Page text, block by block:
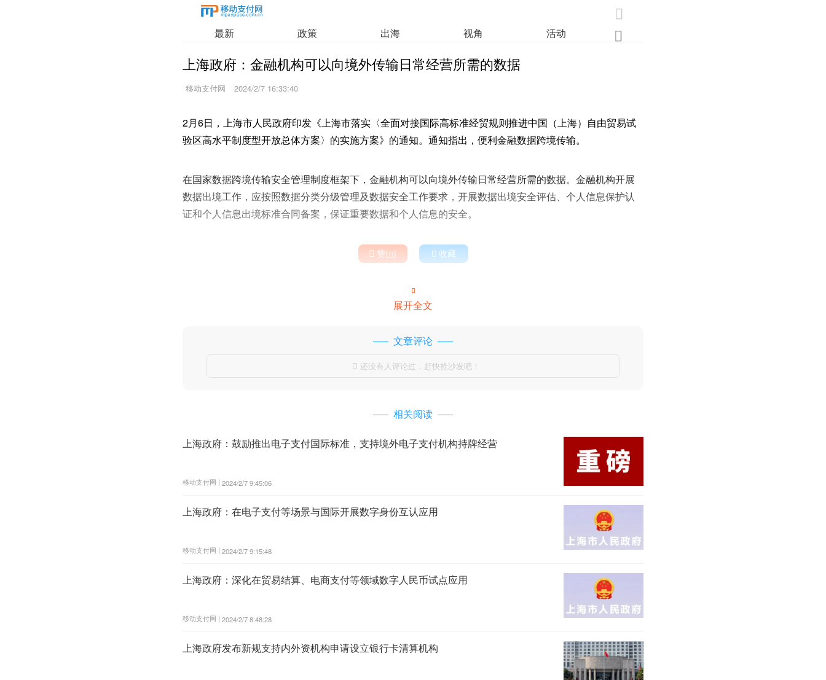

最新 政策 出海 视角 活动 
上海政府：金融机构可以向境外传输日常经营所需的数据
移动支付网 2024/2/7 16:33:40
2月6日，上海市人民政府印发《上海市落实〈全面对接国际高标准经贸规则推进中国（上海）自由贸易试
验区高水平制度型开放总体方案〉的实施方案》的通知。通知指出，便利金融数据跨境传输。
在国家数据跨境传输安全管理制度框架下，金融机构可以向境外传输日常经营所需的数据。金融机构开展
数据出境工作，应按照数据分类分级管理及数据安全工作要求，开展数据出境安全评估、个人信息保护认
证和个人信息出境标准合同备案，保证重要数据和个人信息的安全。
 赞()  收藏

展开全文
文章评论
 还没有人评论过，赶快抢沙发吧！
相关阅读
上海政府：鼓励推出电子支付国际标准，支持境外电子支付机构持牌经营
移动支付网 | 2024/2/7 9:45:06
上海政府：在电子支付等场景与国际开展数字身份互认应用
移动支付网 | 2024/2/7 9:15:48
上海政府：深化在贸易结算、电商支付等领域数字人民币试点应用
移动支付网 | 2024/2/7 8:48:28
上海政府发布新规支持内外资机构申请设立银行卡清算机构